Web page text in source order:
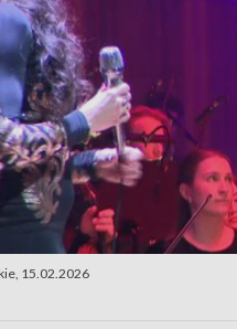
15.02.2026